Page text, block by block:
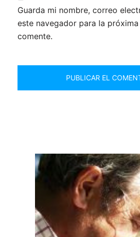
Guarda mi nombre, correo
este navegador para la
comente.